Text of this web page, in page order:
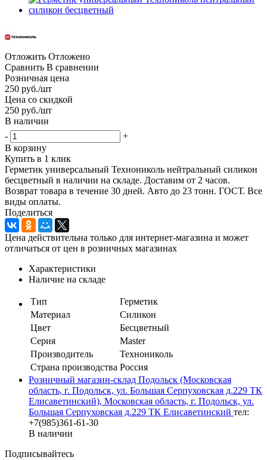
Отложить Отложено
Сравнить В сравнении
Розничная цена
250 руб./шт
Цена со скидкой
250 руб./шт
В наличии
-
+
В корзину
Купить в 1 клик
Герметик универсальный Технониколь нейтральный силикон
бесцветный в наличии на складе. Доставим от 2 часов.
Возврат товара в течение 30 дней. Авто до 23 тонн. ГОСТ. Все
виды оплаты.
Поделиться
Цена действительна только для интернет-магазина и может
отличаться от цен в розничных магазинах
Характеристики
Наличие на складе
Тип
Герметик
Материал
Силикон
Цвет
Бесцветный
Серия
Master
Производитель
Технониколь
Страна производства Россия
Розничный магазин-склад Подольск (Московская
область, г. Подольск, ул. Большая Серпуховская д.229 ТК
Елисаветинский), Московская область, г. Подольск, ул.
Большая Серпуховская д.229 ТК Елисаветинский тел:
+7(985)361-61-30
В наличии
Подписывайтесь